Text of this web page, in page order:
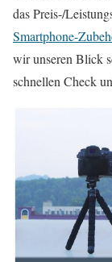
das Preis-/
Smartphone-
wir unseren Blick
schnellen Check